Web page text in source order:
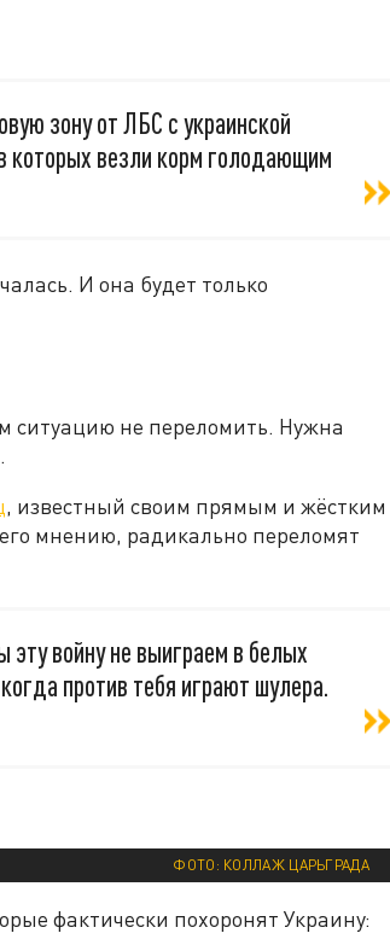
зону от ЛБС с украинской
которых везли корм голодающим
И она будет только
ситуацию не переломить. Нужна
, известный своим прямым и жёстким
мнению, радикально переломят
войну не выиграем в белых
против тебя играют шулера.
ФОТО: КОЛЛАЖ ЦАРЬГРАДА
фактически похоронят Украину: